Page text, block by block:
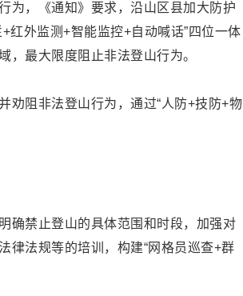
为，《通知》要求，沿山区县加大防护
红外监测+智能监控+自动喊话”四位一体
，最大限度阻止非法登山行为。
劝阻非法登山行为，通过“人防+技防+物
确禁止登山的具体范围和时段，加强对
律法规等的培训，构建“网格员巡查+群